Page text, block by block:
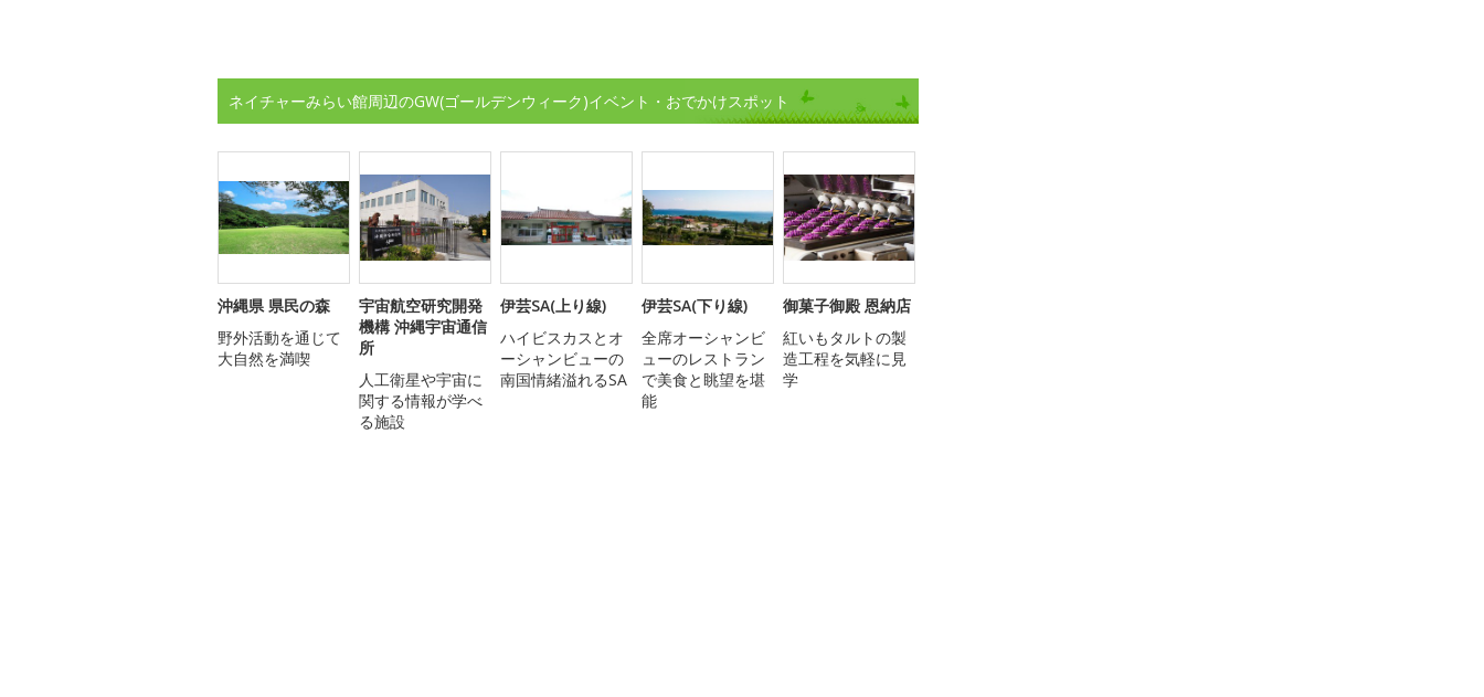
ネイチャーみらい館周辺のGW(ゴールデンウィーク)イベント・おでかけスポット
沖縄県 県民の森
野外活動を通じて
大自然を満喫
宇宙航空研究開発
機構 沖縄宇宙通信
所
人工衛星や宇宙に
関する情報が学べ
る施設
伊芸SA(上り線)
ハイビスカスとオ
ーシャンビューの
南国情緒溢れるSA
伊芸SA(下り線)
全席オーシャンビ
ューのレストラン
で美食と眺望を堪
能
御菓子御殿 恩納店
紅いもタルトの製
造工程を気軽に見
学